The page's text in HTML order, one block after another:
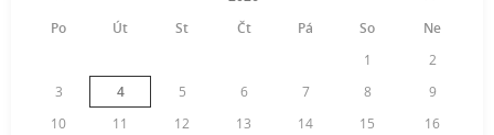
Po
Út St Čt Pá So
Ne
1
2
3
4 5 6 7 8
9
10
11 12 13 14 15
16